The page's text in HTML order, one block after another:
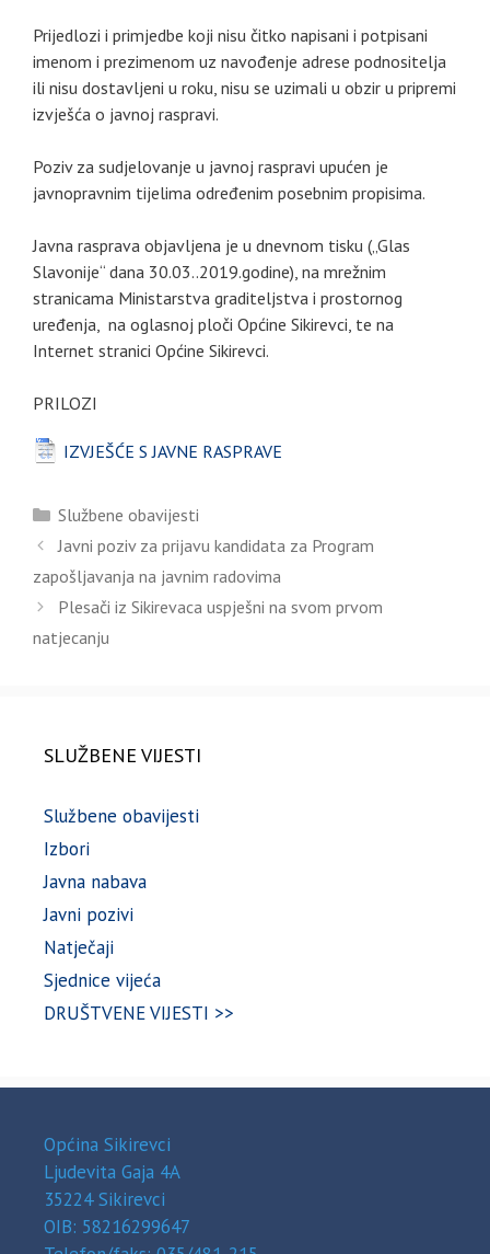
Prijedlozi i primjedbe koji nisu čitko napisani i potpisani
imenom i prezimenom uz navođenje adrese podnositelja
ili nisu dostavljeni u roku, nisu se uzimali u obzir u pripremi
izvješća o javnoj raspravi.
Poziv za sudjelovanje u javnoj raspravi upućen je
javnopravnim tijelima određenim posebnim propisima.
Javna rasprava objavljena je u dnevnom tisku („Glas
Slavonije“ dana 30.03..2019.godine), na mrežnim
stranicama Ministarstva graditeljstva i prostornog
uređenja, na oglasnoj ploči Općine Sikirevci, te na
Internet stranici Općine Sikirevci.
PRILOZI
IZVJEŠĆE S JAVNE RASPRAVE
Kategorije
Službene obavijesti
Javni poziv za prijavu kandidata za Program
zapošljavanja na javnim radovima
Plesači iz Sikirevaca uspješni na svom prvom
natjecanju
SLUŽBENE VIJESTI
Službene obavijesti
Izbori
Javna nabava
Javni pozivi
Natječaji
Sjednice vijeća
DRUŠTVENE VIJESTI >>
Općina Sikirevci
Ljudevita Gaja 4A
35224 Sikirevci
OIB: 58216299647